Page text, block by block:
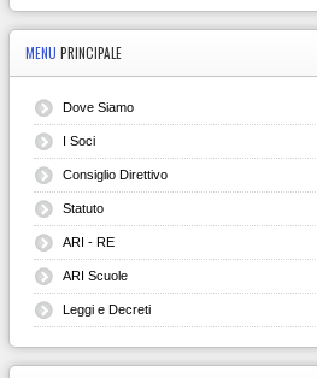
MENU PRINCIPALE
Dove Siamo
I Soci
Consiglio Direttivo
Statuto
ARI - RE
ARI Scuole
Leggi e Decreti